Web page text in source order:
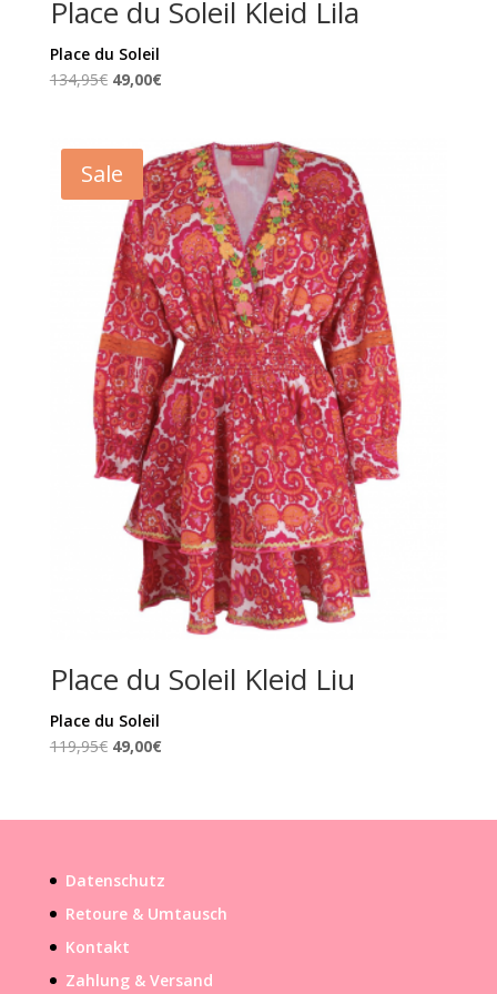
Place du Soleil Kleid Lila
Place du Soleil
134,95€ Ursprünglicher
134,95€
49,00€Aktueller
49,00€.
Sale
Place du Soleil Kleid Liu
Place du Soleil
119,95€ Ursprünglicher
119,95€
49,00€Aktueller
49,00€.
Datenschutz
Retoure & Umtausch
Kontakt
Zahlung & Versand